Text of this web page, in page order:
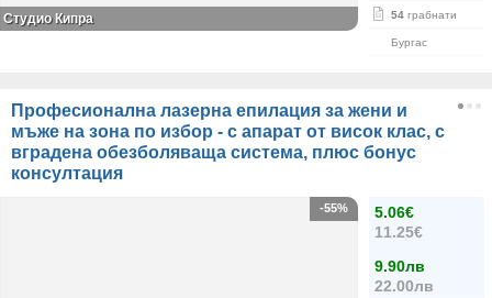
54 грабнати
Бургас
Студио Кипра
Професионална лазерна епилация за жени и
мъже на зона по избор - с апарат от висок клас, с
вградена обезболяваща система, плюс бонус
консултация
5.06€
11.25€
9.90лв
22.00лв
-55%